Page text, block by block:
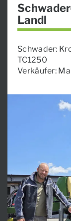
Landl
Schwader:
TC1250
Verkäufer: